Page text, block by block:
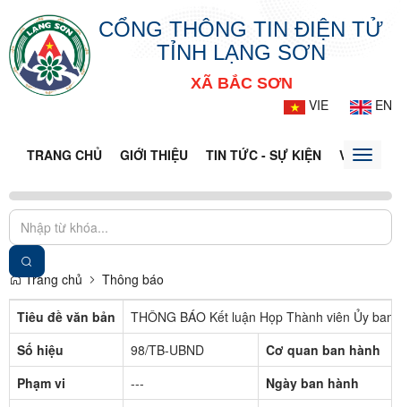
CỔNG THÔNG TIN ĐIỆN TỬ
TỈNH LẠNG SƠN
XÃ BẮC SƠN
VIE
EN
TRANG CHỦ GIỚI THIỆU TIN TỨC - SỰ KIỆN VĂN BẢN
Toggle
Trang chủ Thông báo
Tiêu đề văn bản
THÔNG BÁO Kết luận Họp Thành viên Ủy
Số hiệu
98/TB-UBND
Cơ quan ban hành
Phạm vi
---
Ngày ban hành